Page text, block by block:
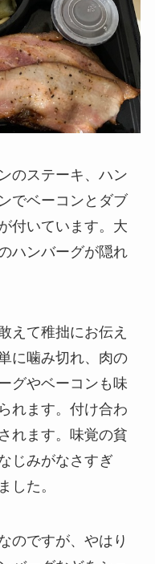
のステーキ、ハン
でベーコンとダブ
付いています。大
ハンバーグが隠れ
えて稚拙にお伝え
に噛み切れ、肉の
グやベーコンも味
れます。付け合わ
れます。味覚の貧
じみがなさすぎ
した。
のですが、やはり